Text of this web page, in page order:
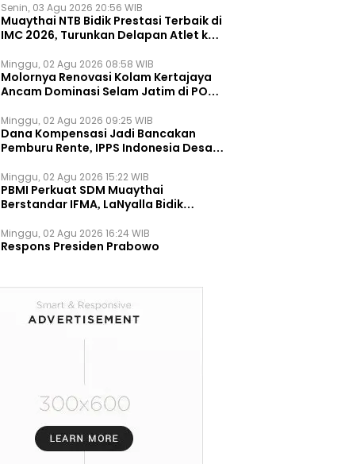
Senin, 03 Agu 2026 20:56 WIB
Muaythai NTB Bidik Prestasi Terbaik di
IMC 2026, Turunkan Delapan Atlet ke
Minggu, 02 Agu 2026 08:58 WIB
Molornya Renovasi Kolam Kertajaya
Ancam Dominasi Selam Jatim di PON
Minggu, 02 Agu 2026 09:25 WIB
Dana Kompensasi Jadi Bancakan
Pemburu Rente, IPPS Indonesia Desak
Permanen
Minggu, 02 Agu 2026 15:22 WIB
PBMI Perkuat SDM Muaythai
Berstandar IFMA, LaNyalla Bidik
Minggu, 02 Agu 2026 16:24 WIB
Respons Presiden Prabowo